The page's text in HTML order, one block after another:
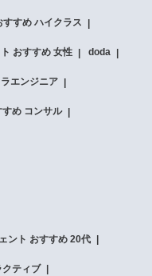
すめ ハイクラス
おすすめ 女性 doda
エンジニア
め コンサル
ント おすすめ 20代
クティブ